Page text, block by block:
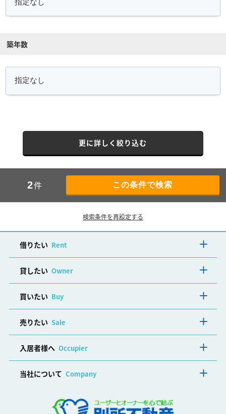
築年数
更に詳しく絞り込む
2件
検索条件を再設定する
借りたい Rent
貸したい Owner
買いたい Buy
売りたい Sale
入居者様へ Occupier
当社について Company